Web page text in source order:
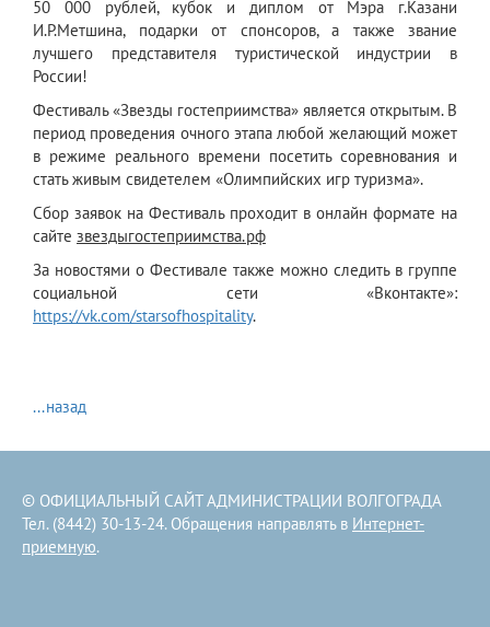
50 000 рублей, кубок и диплом от Мэра г.Казани
И.Р.Метшина, подарки от спонсоров, а также звание
лучшего представителя туристической индустрии в
России!
Фестиваль «Звезды гостеприимства» является открытым. В
период проведения очного этапа любой желающий может
в режиме реального времени посетить соревнования и
стать живым свидетелем «Олимпийских игр туризма».
Сбор заявок на Фестиваль проходит в онлайн формате на
сайте звездыгостеприимства.рф
За новостями о Фестивале также можно следить в группе
социальной сети «Вконтакте»:
https://vk.com/starsofhospitality.
...назад
© ОФИЦИАЛЬНЫЙ САЙТ АДМИНИСТРАЦИИ ВОЛГОГРАДА
Тел. (8442) 30-13-24. Обращения направлять в Интернет-
приемную.